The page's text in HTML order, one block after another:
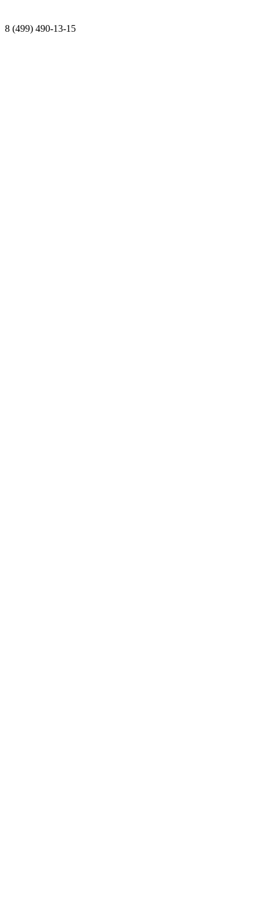
8 (499) 490-13-15